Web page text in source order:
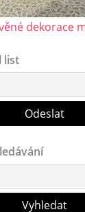
dekorace
list